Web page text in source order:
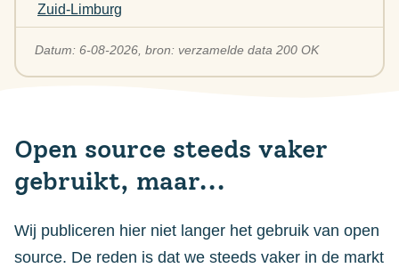
Zuid-Limburg
Datum: 6-08-2026, bron: verzamelde data 200 OK
Open source steeds vaker
gebruikt, maar...
Wij publiceren hier niet langer het gebruik van open
source. De reden is dat we steeds vaker in de markt